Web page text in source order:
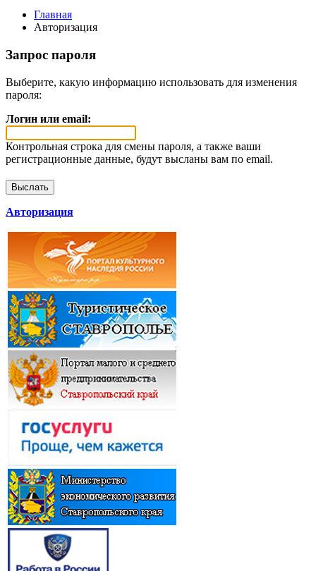
Главная
Авторизация
Запрос пароля
Выберите, какую информацию использовать для изменения
пароля:
Логин или email:
Контрольная строка для смены пароля, а также ваши
регистрационные данные, будут высланы вам по email.
Авторизация